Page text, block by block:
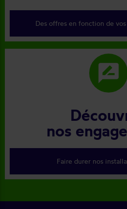
Des offres en fonction de
rate_review
nos
Faire durer nos